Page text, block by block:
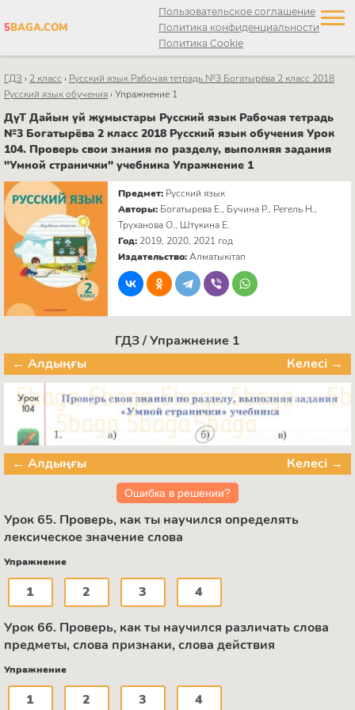
5BAGA.COM
Пользовательское соглашение
Политика конфиденциальности
Политика Cookie
ГДЗ › 2 класс › Русский язык Рабочая тетрадь №3 Богатырёва 2 класс 2018
Русский язык обучения›Упражнение 1
ДүТ Дайын үй жұмыстары Русский язык Рабочая тетрадь
№3 Богатырёва 2 класс 2018 Русский язык обучения Урок
104. Проверь свои знания по разделу, выполняя задания
"Умной странички" учебника Упражнение 1
Предмет: Русский язык
Авторы: Богатырева Е., Бучина Р., Регель Н.,
Труханова О., Штукина Е.
Год: 2019, 2020, 2021 год
Издательство:Алматыкітап
ГДЗ / Упражнение 1
← Алдыңғы
Келесі →
← Алдыңғы Келесі →
Ошибка в решении?
Урок 65. Проверь, как ты научился определять
лексическое значение слова
Упражнение
1 2 3 4
Урок 66. Проверь, как ты научился различать слова
предметы, слова признаки, слова действия
Упражнение
1 2 3 4